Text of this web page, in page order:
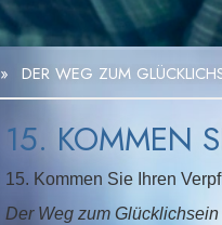
» DER WEG ZUM
15. KOMMEN
15. Kommen Sie Ihren
Der Weg zum Glücklichsein